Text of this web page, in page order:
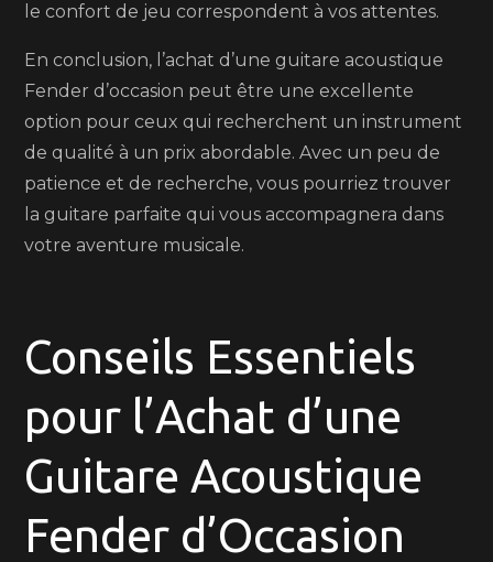
le confort de jeu correspondent à vos attentes.
En conclusion, l’achat d’une guitare acoustique
Fender d’occasion peut être une excellente
option pour ceux qui recherchent un instrument
de qualité à un prix abordable. Avec un peu de
patience et de recherche, vous pourriez trouver
la guitare parfaite qui vous accompagnera dans
votre aventure musicale.
Conseils Essentiels
pour l’Achat d’une
Guitare Acoustique
Fender d’Occasion